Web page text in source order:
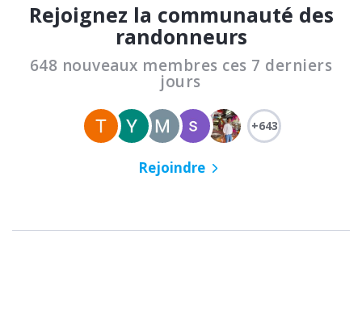
Rejoignez la communauté des
randonneurs
648 nouveaux membres ces 7 derniers
jours
+643
Rejoindre